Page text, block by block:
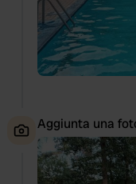
Aggiunta una